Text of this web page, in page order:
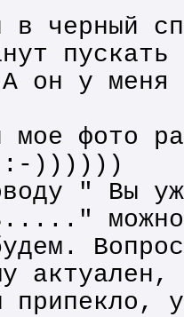
в черный
он у меня
мое фото
:-))))))
" Вы
можно